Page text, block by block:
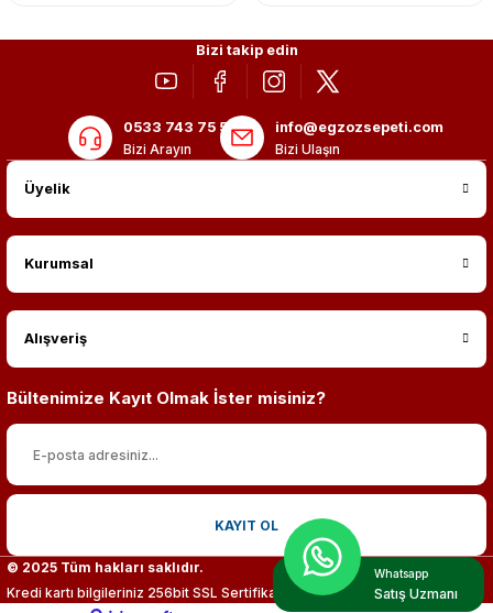
Bizi takip edin
0533 743 75 56
Bizi Arayın
info@egzozsepeti.com
Bizi Ulaşın
Üyelik
Kurumsal
Alışveriş
Bültenimize Kayıt Olmak İster misiniz?
KAYIT OL
© 2025 Tüm hakları saklıdır.
Kredi kartı bilgileriniz 256bit SSL Sertifikası ile %100 koruma altındadır.
Whatsapp
Satış Uzmanı